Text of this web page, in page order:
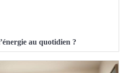
au quotidien ?